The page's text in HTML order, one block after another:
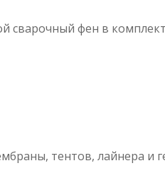
сварочный фен в
тентов, лайнера и